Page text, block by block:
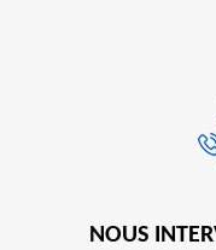
NOUS